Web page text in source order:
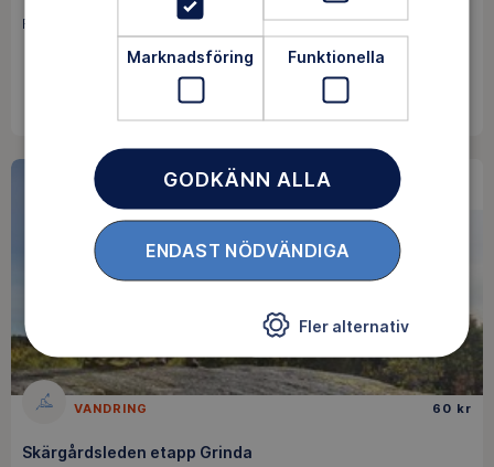
Rättvik / 6 aug
SISTA MINUTEN
VANDRING 60 kr
Skärgårdsleden etapp Grinda
Marknadsföring Funktionella
GODKÄNN ALLA
ENDAST NÖDVÄNDIGA
Fler alternativ